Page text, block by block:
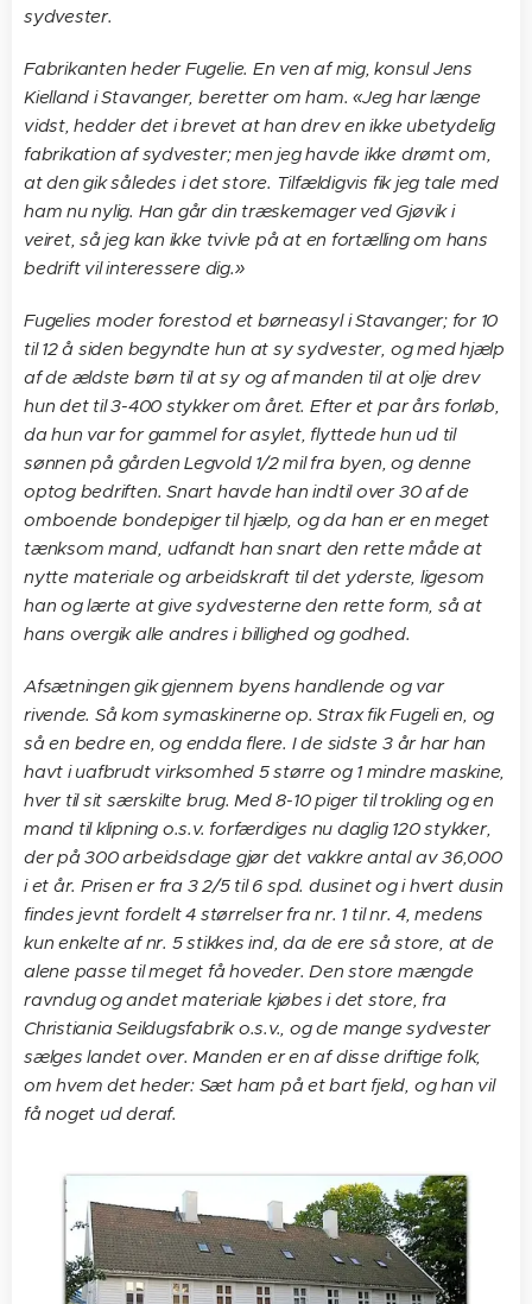
sydvester.
Fabrikanten heder Fugelie. En ven af mig, konsul Jens
Kielland i Stavanger, beretter om ham. «Jeg har længe
vidst, hedder det i brevet at han drev en ikke ubetydelig
fabrikation af sydvester; men jeg havde ikke drømt om,
at den gik således i det store. Tilfældigvis fik jeg tale med
ham nu nylig. Han går din træskemager ved Gjøvik i
veiret, så jeg kan ikke tvivle på at en fortælling om hans
bedrift vil interessere dig.»
Fugelies moder forestod et børneasyl i Stavanger; for 10
til 12 å siden begyndte hun at sy sydvester, og med hjælp
af de ældste børn til at sy og af manden til at olje drev
hun det til 3-400 stykker om året. Efter et par års forløb,
da hun var for gammel for asylet, flyttede hun ud til
sønnen på gården Legvold 1/2 mil fra byen, og denne
optog bedriften. Snart havde han indtil over 30 af de
omboende bondepiger til hjælp, og da han er en meget
tænksom mand, udfandt han snart den rette måde at
nytte materiale og arbeidskraft til det yderste, ligesom
han og lærte at give sydvesterne den rette form, så at
hans overgik alle andres i billighed og godhed.
Afsætningen gik gjennem byens handlende og var
rivende. Så kom symaskinerne op. Strax fik Fugeli en, og
så en bedre en, og endda flere. I de sidste 3 år har han
havt i uafbrudt virksomhed 5 større og 1 mindre maskine,
hver til sit særskilte brug. Med 8-10 piger til trokling og en
mand til klipning o.s.v. forfærdiges nu daglig 120 stykker,
der på 300 arbeidsdage gjør det vakkre antal av 36,000
i et år. Prisen er fra 3 2/5 til 6 spd. dusinet og i hvert dusin
findes jevnt fordelt 4 størrelser fra nr. 1 til nr. 4, medens
kun enkelte af nr. 5 stikkes ind, da de ere så store, at de
alene passe til meget få hoveder. Den store mængde
ravndug og andet materiale kjøbes i det store, fra
Christiania Seildugsfabrik o.s.v., og de mange sydvester
sælges landet over. Manden er en af disse driftige folk,
om hvem det heder: Sæt ham på et bart fjeld, og han vil
få noget ud deraf.